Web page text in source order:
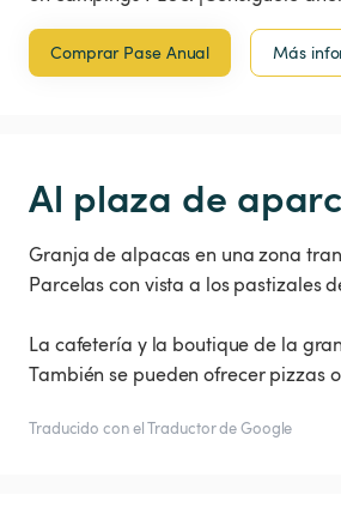
Comprar Pase Anual Más
Al plaza de
Granja de alpacas en una zona
Parcelas con vista a los pastizales
La cafetería y la boutique de la
También se pueden ofrecer pizzas
Traducido con el Traductor de Google